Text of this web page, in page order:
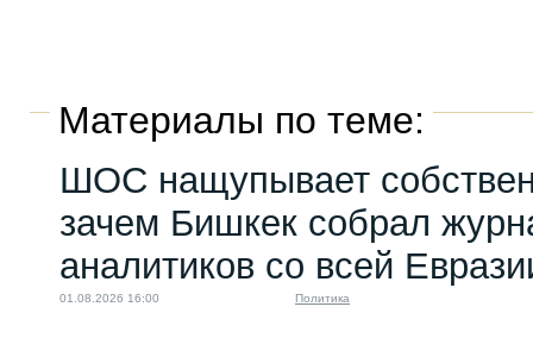
Материалы по теме:
ШОС нащупывает
зачем Бишкек собрал
аналитиков со всей
01.08.2026 16:00 Политика